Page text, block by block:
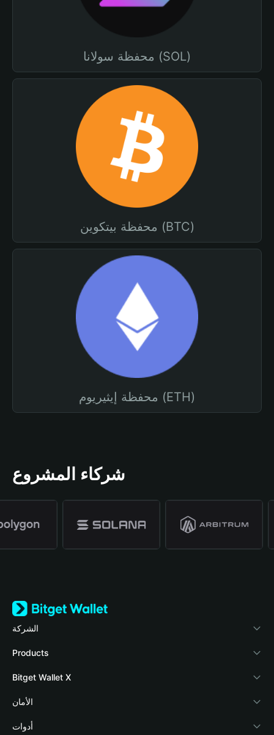
محفظة سولانا (SOL)
محفظة بيتكوين (BTC)
محفظة إيثيريوم (ETH)
شركاء المشروع
الشركة
المدونة
الأكاديمية
أخبار العملات المشفرة
Products
Crypto Card
Stablecoin Earn
Payfi Crypto
Bitget Wallet X
المطورون
ربط المحفظة
الأمان
صندوق الحماية
أدوات